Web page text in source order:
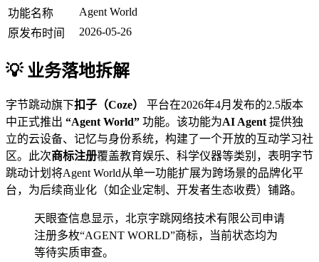
功能名称
Agent World
原发布时间
2026-05-26
💡 业务落地拆解
字节跳动旗下扣子（Coze）
平台在2026年4月发布的2.5版本
中正式推出 “Agent World” 功能。该功能为AI Agent提供独
立的云设备、记忆与身份系统，构建了一个开放的互动学习社
区。此次商标注册覆盖教育娱乐、科学仪器等类别，表明字节
跳动计划将Agent World从单一功能扩展为跨场景的品牌化平
台，为后续商业化（如企业定制、开发者生态收费）铺路。
天眼查信息显示，北京字跳网络技术有限公司申请
注册多枚“AGENT WORLD”商标，当前状态均为
等待实质审查。